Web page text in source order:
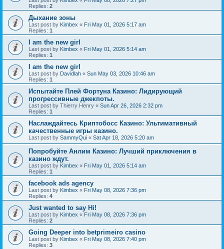
Replies: 2
Дыхание зоны
Last post by Kimbex « Fri May 01, 2026 5:17 am
Replies: 1
I am the new girl
Last post by Kimbex « Fri May 01, 2026 5:14 am
Replies: 1
I am the new girl
Last post by Davidlah « Sun May 03, 2026 10:46 am
Replies: 1
Испытайте Плей Фортуна Казино: Лидирующий
прогрессивные джекпоты.
Last post by Thierry Henry « Sun Apr 26, 2026 2:32 pm
Replies: 1
Наслаждайтесь Криптобосс Казино: Ультимативный
качественные игры казино.
Last post by SammyQui « Sat Apr 18, 2026 5:20 am
Попробуйте Анлим Казино: Лучший приключения в
казино ждут.
Last post by Kimbex « Fri May 01, 2026 5:14 am
Replies: 1
facebook ads agency
Last post by Kimbex « Fri May 08, 2026 7:36 pm
Replies: 4
Just wanted to say Hi!
Last post by Kimbex « Fri May 08, 2026 7:36 pm
Replies: 2
Going Deeper into betprimeiro casino
Last post by Kimbex « Fri May 08, 2026 7:40 pm
Replies: 3